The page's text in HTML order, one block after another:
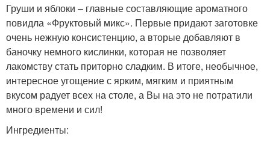
Груши и яблоки – главные составляющие ароматного
повидла «Фруктовый микс». Первые придают заготовке
очень нежную консистенцию, а вторые добавляют в
баночку немного кислинки, которая не позволяет
лакомству стать приторно сладким. В итоге, необычное,
интересное угощение с ярким, мягким и приятным
вкусом радует всех на столе, а Вы на это не потратили
много времени и сил!
Ингредиенты: